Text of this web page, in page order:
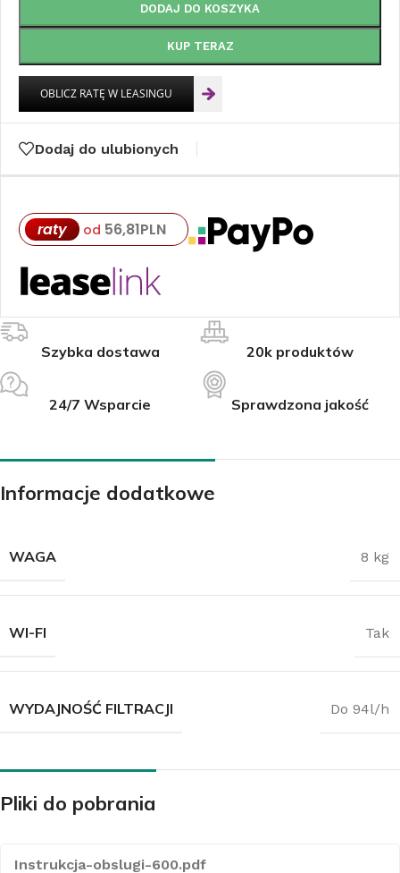
DODAJ DO KOSZYKA
KUP TERAZ
Dodaj do ulubionych
raty od 56,81PLN
Szybka dostawa 20k produktów
24/7 Wsparcie Sprawdzona jakość
Informacje dodatkowe
WAGA 8 kg
WI-FI Tak
WYDAJNOŚĆ FILTRACJI Do 94l/h
Pliki do pobrania
Instrukcja-obslugi-600.pdf